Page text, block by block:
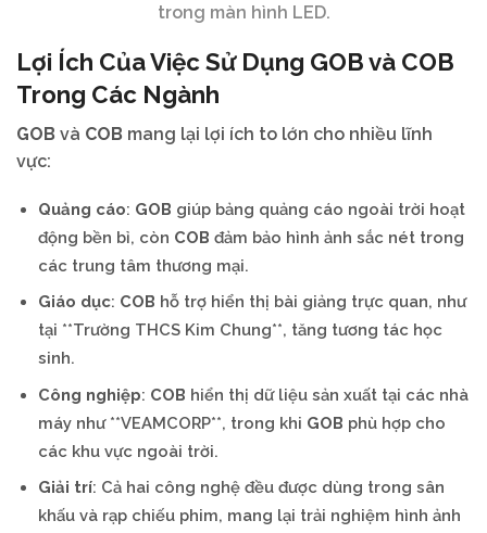
trong màn hình LED.
Lợi Ích Của Việc Sử Dụng GOBvà COB
Trong Các Ngành
GOB và COB mang lại lợi ích to lớn cho nhiều lĩnh
vực:
Quảng cáo: GOB giúp bảng quảng cáo ngoài trời hoạt
động bền bỉ, còn COB đảm bảo hình ảnh sắc nét trong
các trung tâm thương mại.
Giáo dục: COB hỗ trợ hiển thị bài giảng trực quan, như
tại **Trường THCS Kim Chung**, tăng tương tác học
sinh.
Công nghiệp: COB hiển thị dữ liệu sản xuất tại các nhà
máy như **VEAMCORP**, trong khi GOB phù hợp cho
các khu vực ngoài trời.
Giải trí: Cả hai công nghệ đều được dùng trong sân
khấu và rạp chiếu phim, mang lại trải nghiệm hình ảnh